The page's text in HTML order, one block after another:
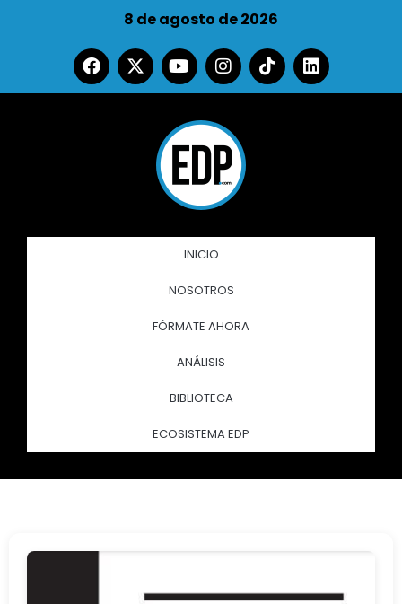
8 de agosto de 2026
INICIO
NOSOTROS
FÓRMATE AHORA
ANÁLISIS
BIBLIOTECA
ECOSISTEMA EDP